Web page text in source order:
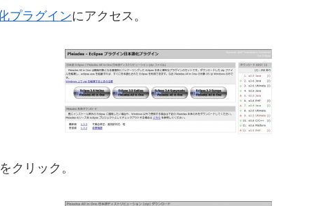
プラグインにアクセス。
クリック。